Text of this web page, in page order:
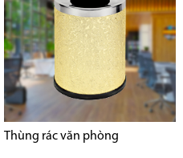
Thùng rác văn phòng